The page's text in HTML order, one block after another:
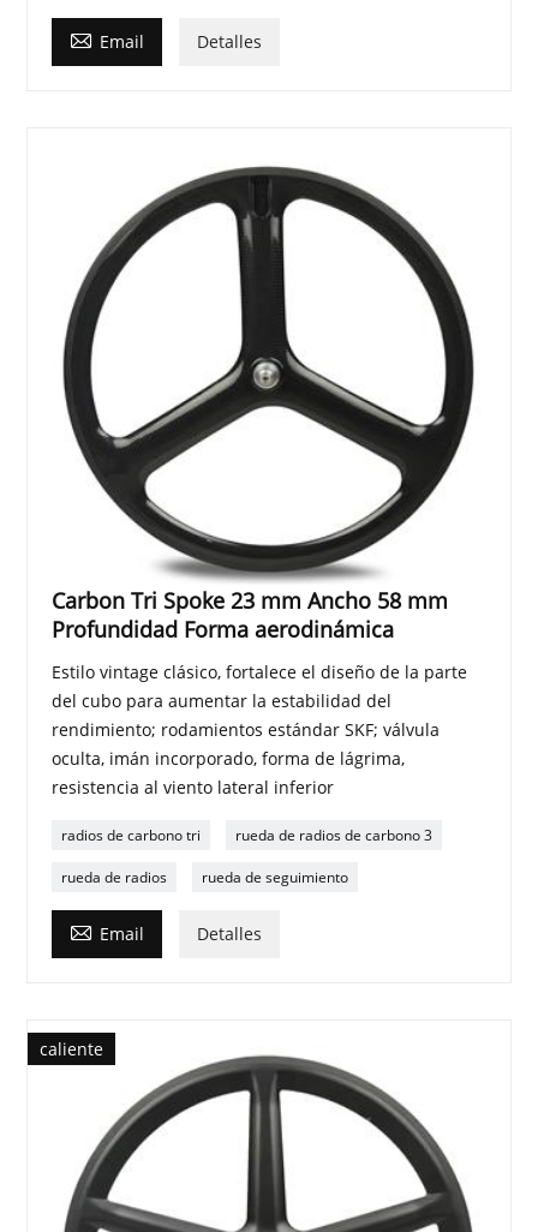
 Email Detalles
Carbon Tri Spoke 23 mm Ancho 58 mm
Profundidad Forma aerodinámica
Estilo vintage clásico, fortalece el diseño de la parte
del cubo para aumentar la estabilidad del
rendimiento; rodamientos estándar SKF; válvula
oculta, imán incorporado, forma de lágrima,
resistencia al viento lateral inferior
radios de carbono tri rueda de radios de carbono 3
rueda de radios rueda de seguimiento
 Email Detalles
caliente